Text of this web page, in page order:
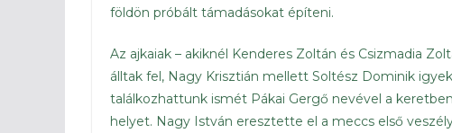
földön próbált támadásokat építeni.
Az ajkaiak – akiknél Kenderes Zoltán és Csizmadia
álltak fel, Nagy Krisztián mellett Soltész Dominik
találkozhattunk ismét Pákai Gergő nevével a
helyet. Nagy István eresztette el a meccs első